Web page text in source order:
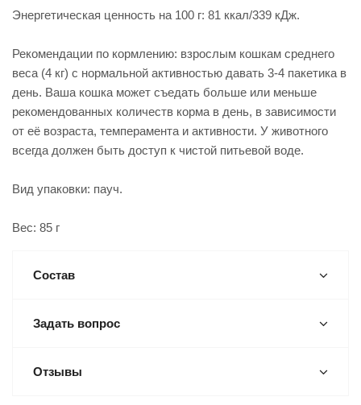
Энергетическая ценность на 100 г: 81 ккал/339 кДж.
Рекомендации по кормлению: взрослым кошкам среднего
веса (4 кг) с нормальной активностью давать 3-4 пакетика в
день. Ваша кошка может съедать больше или меньше
рекомендованных количеств корма в день, в зависимости
от её возраста, темперамента и активности. У животного
всегда должен быть доступ к чистой питьевой воде.
Вид упаковки: пауч.
Вес: 85 г
Состав
Задать вопрос
Отзывы